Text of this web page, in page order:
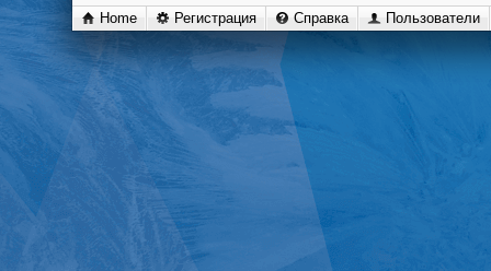
Home Регистрация Справка Пользователи